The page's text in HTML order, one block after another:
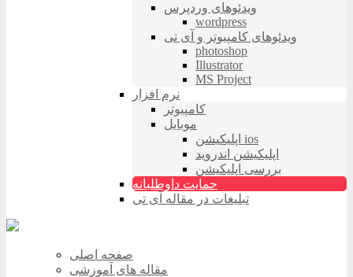
ویدئوهای وردپرس
wordpress
ویدئوهای کامپیوتر و آی تی
photoshop
Illustrator
MS Project
نرم افزار
کامپیوتر
موبایل
اپلیکیشن ios
اپلیکیشن اندروید
بررسی اپلیکیشن
حمایت داوطلبانه
تبلیغات در مقاله آی تی
صفحه اصلی
مقاله های آموزشی